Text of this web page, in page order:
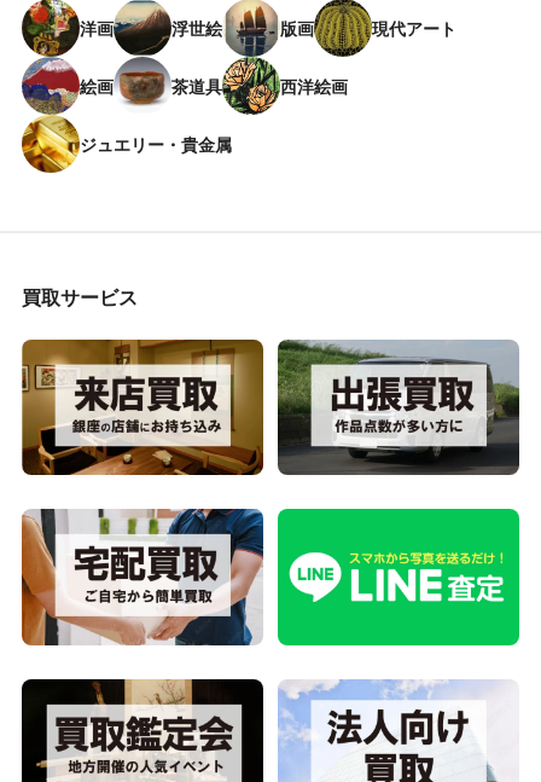
洋画 浮世絵 版画 現代アート
絵画 茶道具 西洋絵画
ジュエリー・貴金属
買取サービス